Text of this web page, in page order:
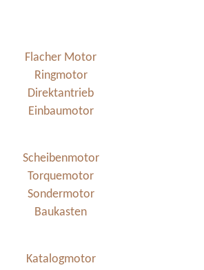
Flacher Motor
Ringmotor
Direktantrieb
Einbaumotor
Scheibenmotor
Torquemotor
Sondermotor
Baukasten
Katalogmotor